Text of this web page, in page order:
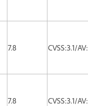
7.8
CVSS:3.1/
7.8
CVSS:3.1/